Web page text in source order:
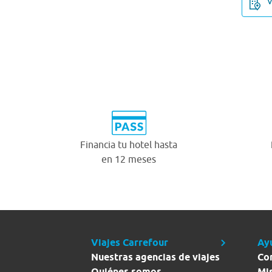
Financia tu hotel hasta
en 12 meses
Viajes Carrefour
Nuestras agencias de viajes